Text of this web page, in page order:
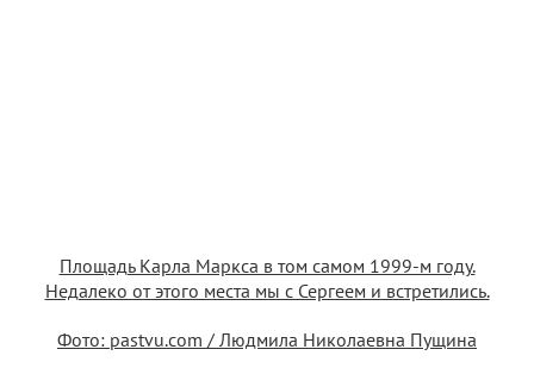
Площадь Карла Маркса в том самом 1999-м году.
Недалеко от этого места мы с Сергеем и встретились.
Фото: pastvu.com / Людмила Николаевна Пущина